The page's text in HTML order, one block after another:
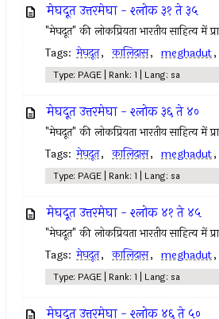
मेघदूत उत्तरमेघा - श्लोक ३१ ते ३५
"मेघदूत" की लोकप्रियता भारतीय साहित्य में
Tags: मेघदूत, कालिदास, meghadut,
Type: PAGE | Rank: 1 | Lang: sa
मेघदूत उत्तरमेघा - श्लोक ३६ ते ४०
"मेघदूत" की लोकप्रियता भारतीय साहित्य में
Tags: मेघदूत, कालिदास, meghadut,
Type: PAGE | Rank: 1 | Lang: sa
मेघदूत उत्तरमेघा - श्लोक ४१ ते ४५
"मेघदूत" की लोकप्रियता भारतीय साहित्य में
Tags: मेघदूत, कालिदास, meghadut,
Type: PAGE | Rank: 1 | Lang: sa
मेघदूत उत्तरमेघा - श्लोक ४६ ते ५०